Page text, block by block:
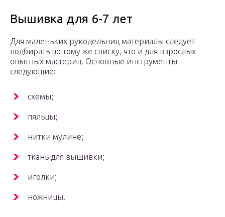
Вышивка для 6-7 лет
Для маленьких рукодельниц материалы следует
подбирать по тому же списку, что и для взрослых
опытных мастериц. Основные инструменты
следующие:
схемы;
пяльцы;
нитки мулине;
ткань для вышивки;
иголки;
ножницы.